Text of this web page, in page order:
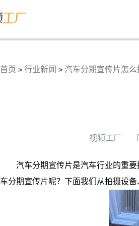
首页 > 行业新闻 > 汽车分期宣传片怎么
视频工厂
汽车分期宣传片是汽车行业的重
车分期宣传片呢？下面我们从拍摄设